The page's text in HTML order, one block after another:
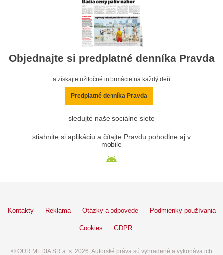
Objednajte si predplatné denníka Pravda
a získajte užitočné informácie na každý deň
Predplatné denníka Pravda
sledujte naše sociálne siete
stiahnite si aplikáciu a čítajte Pravdu pohodlne aj v
mobile
Kontakty Reklama Otázky a odpovede Podmienky používania
Cookies GDPR
© OUR MEDIA SR a. s. 2026. Autorské práva sú vyhradené a vykonáva ich